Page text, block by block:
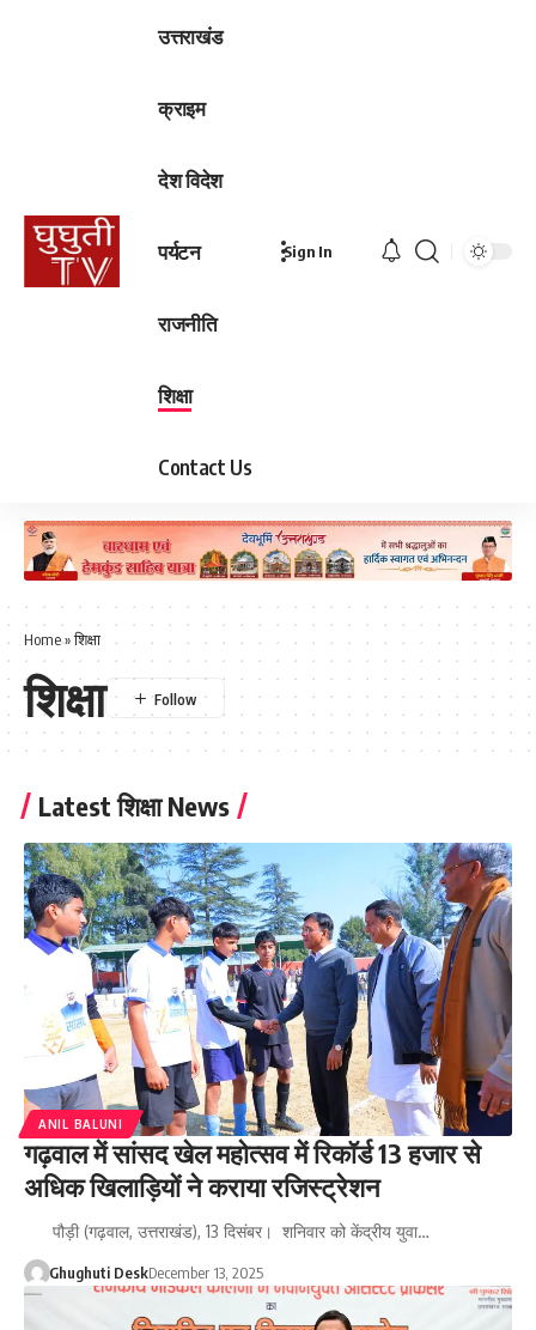
उत्तराखंड
क्राइम
देश विदेश
पर्यटन
राजनीति
शिक्षा
Contact Us
Sign In
Home»शिक्षा
शिक्षा
Latest शिक्षा News
ANIL BALUNI
गढ़वाल में सांसद खेल महोत्सव में रिकॉर्ड 13 हजार से
अधिक खिलाड़ियों ने कराया रजिस्ट्रेशन
पौड़ी (गढ़वाल, उत्तराखंड), 13 दिसंबर। शनिवार को केंद्रीय युवा…
Ghughuti DeskDecember 13, 2025